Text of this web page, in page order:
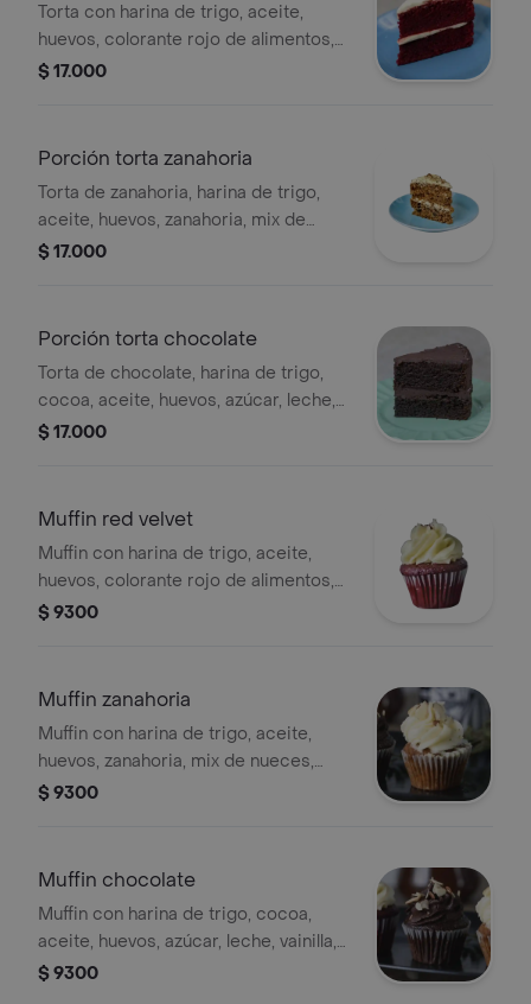
Torta con harina de trigo, aceite,
huevos, colorante rojo de alimentos,
azúcar, chocolate, vinagre, queso
$ 17.000
Porción torta zanahoria
Torta de zanahoria, harina de trigo,
aceite, huevos, zanahoria, mix de
nueces, azúcar. nuez moscada,
$ 17.000
Porción torta chocolate
Torta de chocolate, harina de trigo,
cocoa, aceite, huevos, azúcar, leche,
vainilla, crema de leche, cobertura de
$ 17.000
Muffin red velvet
Muffin con harina de trigo, aceite,
huevos, colorante rojo de alimentos,
azúcar, chocolate, vinagre, queso
$ 9300
Muffin zanahoria
Muffin con harina de trigo, aceite,
huevos, zanahoria, mix de nueces,
azúcar. nuez moscada, vainilla, queso
$ 9300
Muffin chocolate
Muffin con harina de trigo, cocoa,
aceite, huevos, azúcar, leche, vainilla,
crema de leche, cobertura de
$ 9300